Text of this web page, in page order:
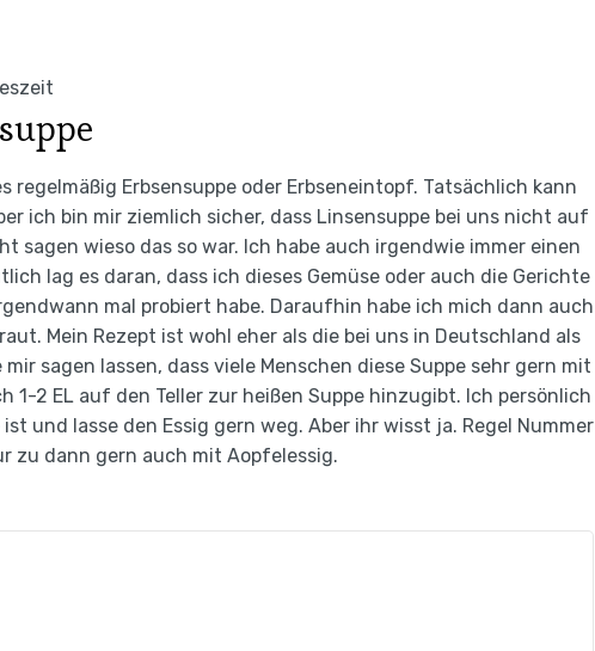
regelmäßig Erbsensuppe oder Erbseneintopf. Tatsächlich kann
ich bin mir ziemlich sicher, dass Linsensuppe bei uns nicht auf
sagen wieso das so war. Ich habe auch irgendwie immer einen
lag es daran, dass ich dieses Gemüse oder auch die Gerichte
mal probiert habe. Daraufhin habe ich mich dann auch
Mein Rezept ist wohl eher als die bei uns in Deutschland als
sagen lassen, dass viele Menschen diese Suppe sehr gern mit
1-2 EL auf den Teller zur heißen Suppe hinzugibt. Ich persönlich
und lasse den Essig gern weg. Aber ihr wisst ja. Regel Nummer
zu dann gern auch mit Aopfelessig.